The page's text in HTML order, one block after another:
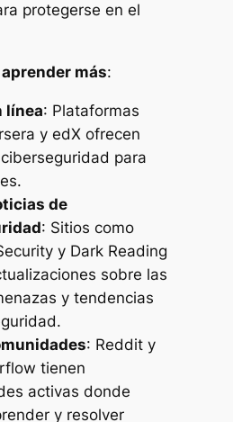
protegerse en el
más:
línea: Plataformas
y edX ofrecen
para
de
: Sitios como
y Dark Reading
sobre las
y tendencias
: Reddit y
tienen
activas donde
y resolver